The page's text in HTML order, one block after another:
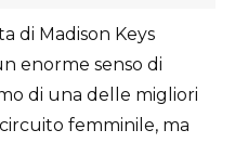
di Madison Keys
enorme senso di
di una delle migliori
femminile, ma